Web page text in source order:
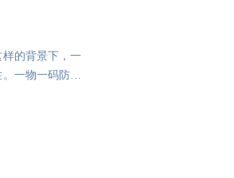
的背景下，一
一物一码防伪